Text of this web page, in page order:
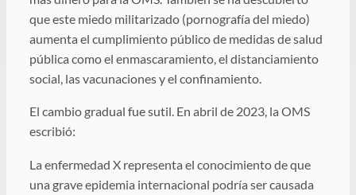
que este miedo militarizado (pornografía del miedo)
aumenta el cumplimiento público de medidas de salud
pública como el enmascaramiento, el distanciamiento
social, las vacunaciones y el confinamiento.
El cambio gradual fue sutil. En abril de 2023, la OMS
escribió:
La enfermedad X representa el conocimiento de que
una grave epidemia internacional podría ser causada